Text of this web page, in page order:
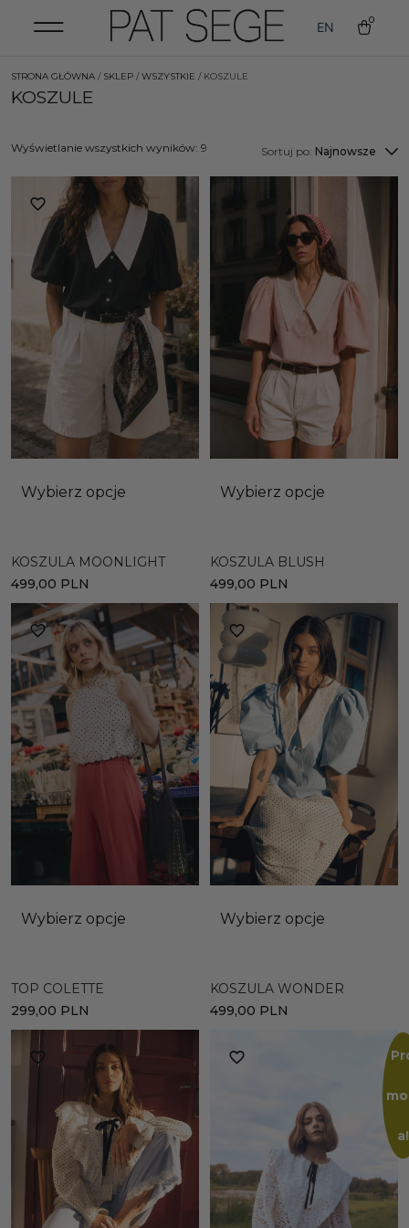
EN 0
STRONA GŁÓWNA / SKLEP /WSZYSTKIE / KOSZULE
KOSZULE
Sortuj po: Najnowsze
Wybierz opcje
KOSZULA MOONLIGHT
499,00 PLN
Wybierz opcje
KOSZULA BLUSH
499,00 PLN
Wybierz opcje
TOP COLETTE
299,00 PLN
Wybierz opcje
KOSZULA WONDER
499,00 PLN
a!
Wyświetlanie wszystkich wyników: 9